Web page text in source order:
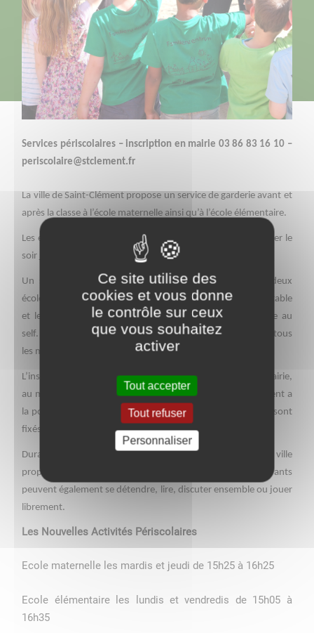
Services périscolaires – inscription en mairie 03 86 83 16 10 –
periscolaire@stclement.fr
La ville de Saint-Clément propose un service de garderie avant et
après la classe à l’école maternelle ainsi qu’à l’école élémentaire.
Les enfants sont accueillis le matin dès 7h30 et peuvent rester le
soir jusqu’à 18h30.
Un service de restauration scolaire fonctionne pour les deux
écoles chaque midi. Les petits de maternelle sont servis à table
et les enfants en élémentaire gagnent en autonomie grâce au
self. La ville propose également un accueil au Multi-loisirs tous
les mercredis après-midis de 13h30 à 18h10.
L’inscription est faite auprès du service périscolaire de la mairie,
au mois de juin qui précède la rentrée scolaire. Chaque parent a
la possibilité de choisir le ou les jours de fréquentation qui sont
fixés pour le mois.
Durant les accueils périscolaires, les animateurs de la ville
proposent aux enfants des activités et des jeux. Les enfants
peuvent également se détendre, lire, discuter ensemble ou jouer
librement.
Les Nouvelles Activités Périscolaires
Ecole maternelle les mardis et jeudi de 15h25 à 16h25
Ecole élémentaire les lundis et vendredis de 15h05 à
16h35
Ce site utilise des
cookies et vous donne
le contrôle sur ceux
que vous souhaitez
activer
Tout accepter
Tout refuser
Personnaliser